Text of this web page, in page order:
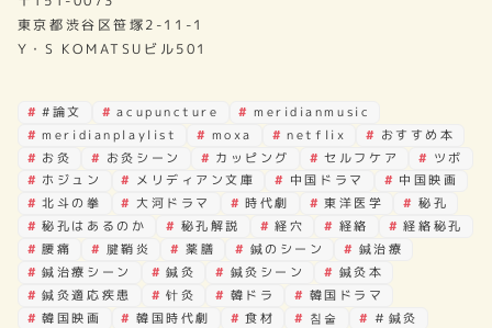
東京都渋谷区笹塚2-11-1
Y・S KOMATSUビル501
#論文 acupuncture
meridianmusic
meridianplaylist
moxa netflix
おすすめ本
お灸
お灸シーン カッピング セルフケア
ツボ
ホジュン
メリディアン文庫 中国ドラマ
中国映画
北斗の拳
大河ドラマ 時代劇 東洋医学
秘孔
秘孔はあるのか
秘孔解説 経穴 経絡
経絡秘孔
腰痛
腱鞘炎 薬膳 鍼のシーン
鍼治療
鍼治療シーン
鍼灸 鍼灸シーン
鍼灸本
鍼灸適応疾患
针灸 韓ドラ
韓国ドラマ
韓国映画
韓国時代劇 食材 침술
＃鍼灸